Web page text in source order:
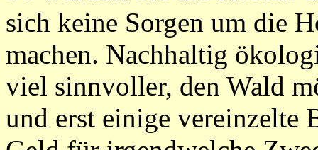
sich keine Sorgen um die
machen. Nachhaltig
viel sinnvoller, den Wald
und erst einige vereinzelte